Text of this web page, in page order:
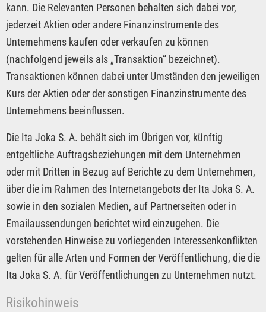
kann. Die Relevanten Personen behalten sich dabei vor,
jederzeit Aktien oder andere Finanzinstrumente des
Unternehmens kaufen oder verkaufen zu können
(nachfolgend jeweils als „Transaktion“ bezeichnet).
Transaktionen können dabei unter Umständen den jeweiligen
Kurs der Aktien oder der sonstigen Finanzinstrumente des
Unternehmens beeinflussen.
Die Ita Joka S. A. behält sich im Übrigen vor, künftig
entgeltliche Auftragsbeziehungen mit dem Unternehmen
oder mit Dritten in Bezug auf Berichte zu dem Unternehmen,
über die im Rahmen des Internetangebots der Ita Joka S. A.
sowie in den sozialen Medien, auf Partnerseiten oder in
Emailaussendungen berichtet wird einzugehen. Die
vorstehenden Hinweise zu vorliegenden Interessenkonflikten
gelten für alle Arten und Formen der Veröffentlichung, die die
Ita Joka S. A. für Veröffentlichungen zu Unternehmen nutzt.
Risikohinweis